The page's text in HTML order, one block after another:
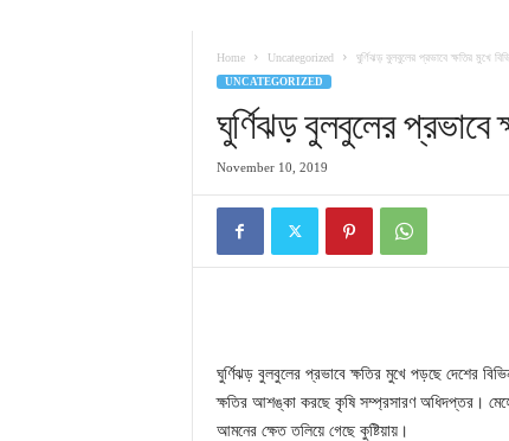
Home Uncategorized ঘুর্ণিঝড় বুলবুলের প্রভাবে ক্ষতির মুখে
UNCATEGORIZED
ঘুর্ণিঝড় বুলবুলের
November 10, 2019
ঘুর্ণিঝড় বুলবুলের প্রভাবে ক্ষতির মুখে পড়ছে দেশের
ক্ষতির আশঙ্কা করছে কৃষি সম্প্রসারণ অধিদপ্তর।
আমনের ক্ষেত তলিয়ে গেছে কুষ্টিয়ায়।